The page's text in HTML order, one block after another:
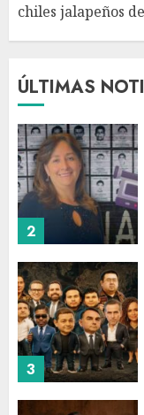
chiles jalapeños
ÚLTIMAS
1
2
3